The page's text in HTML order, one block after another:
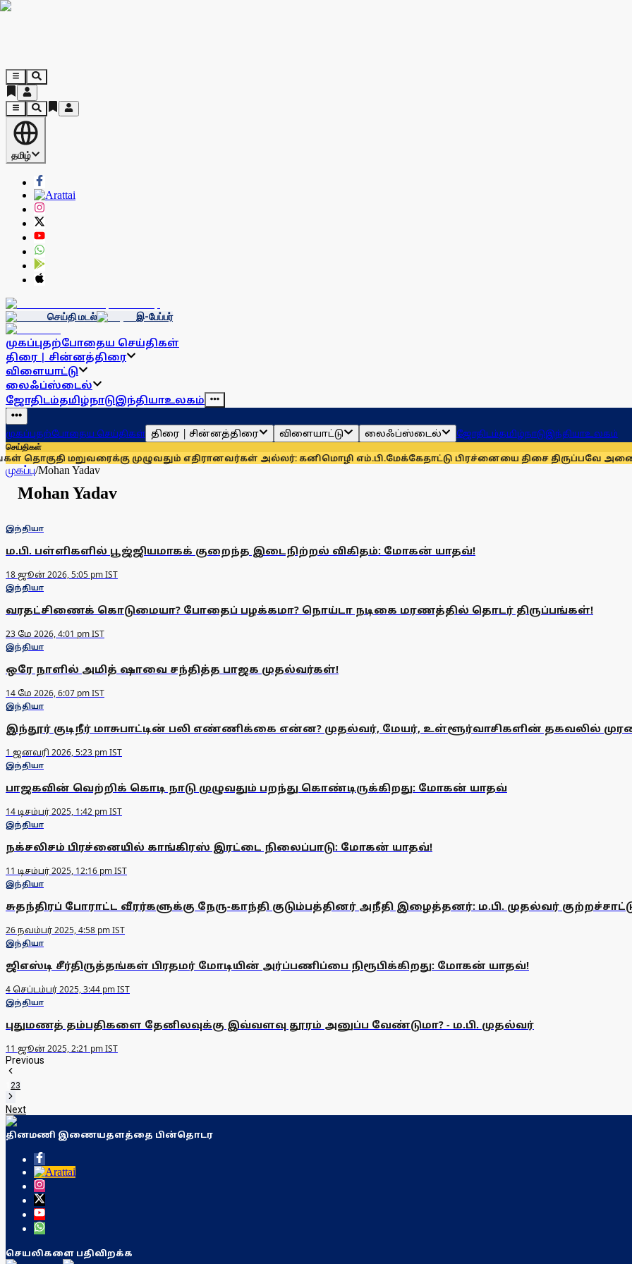
தமிழ்
செய்தி மடல் இ-பேப்பர்
முகப்புதற்போதைய செய்திகள்
திரை | சின்னத்திரை
விளையாட்டு
லைஃப்ஸ்டைல்
ஜோதிடம்தமிழ்நாடுஇந்தியாஉலகம்
முகப்புதற்போதைய செய்திகள் திரை | சின்னத்திரை விளையாட்டு லைஃப்ஸ்டைல் ஜோதிடம்தமிழ்நாடுஇந்தியாஉலகம்
செய்திகள்
மறுவரைக்கு முழுவதும் எதிரானவர்கள் அல்லர்: கனிமொழி எம்.பி.மேக்கேதாட்டு பிரச்னையை திசை திருப்பவே
முகப்பு/Mohan Yadav
Mohan Yadav
இந்தியா
ம.பி. பள்ளிகளில் பூஜ்ஜியமாகக் குறைந்த இடைநிற்றல் விகிதம்: மோகன் யாதவ்!
18 ஜூன் 2026, 5:05 pm IST
இந்தியா
வரதட்சிணைக் கொடுமையா? போதைப் பழக்கமா? நொய்டா நடிகை மரணத்தில் தொடர் திருப்பங்கள்!
23 மே 2026, 4:01 pm IST
இந்தியா
ஒரே நாளில் அமித் ஷாவை சந்தித்த பாஜக முதல்வர்கள்!
14 மே 2026, 6:07 pm IST
இந்தியா
இந்தூர் குடிநீர் மாசுபாட்டின் பலி எண்ணிக்கை என்ன? முதல்வர், மேயர், உள்ளூர்வாசிகளின் தகவலில்
1 ஜனவரி 2026, 5:23 pm IST
இந்தியா
பாஜகவின் வெற்றிக் கொடி நாடு முழுவதும் பறந்து கொண்டிருக்கிறது: மோகன் யாதவ்
14 டிசம்பர் 2025, 1:42 pm IST
இந்தியா
நக்சலிசம் பிரச்னையில் காங்கிரஸ் இரட்டை நிலைப்பாடு: மோகன் யாதவ்!
11 டிசம்பர் 2025, 12:16 pm IST
இந்தியா
சுதந்திரப் போராட்ட வீரர்களுக்கு நேரு-காந்தி குடும்பத்தினர் அநீதி இழைத்தனர்: ம.பி. முதல்வர்
26 நவம்பர் 2025, 4:58 pm IST
இந்தியா
ஜிஎஸ்டி சீர்திருத்தங்கள் பிரதமர் மோடியின் அர்ப்பணிப்பை நிரூபிக்கிறது: மோகன் யாதவ்!
4 செப்டம்பர் 2025, 3:44 pm IST
இந்தியா
புதுமணத் தம்பதிகளை தேனிலவுக்கு இவ்வளவு தூரம் அனுப்ப வேண்டுமா? - ம.பி. முதல்வர்
11 ஜூன் 2025, 2:21 pm IST
Previous
23
Next
தினமணி இணையதளத்தை பின்தொடர
செயலிகளை பதிவிறக்க